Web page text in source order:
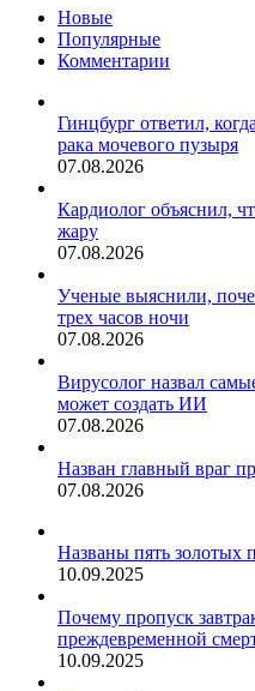
бюстгальтера
почему
опасен
Новые
Популярные
Комментарии
Гинцбург ответил,
рака мочевого пузыря
07.08.2026
Кардиолог объяснил,
жару
07.08.2026
Ученые выяснили,
трех часов ночи
07.08.2026
Вирусолог назвал
может создать ИИ
07.08.2026
Назван главный враг
07.08.2026
Названы пять золотых
10.09.2025
Почему пропуск
преждевременной
10.09.2025